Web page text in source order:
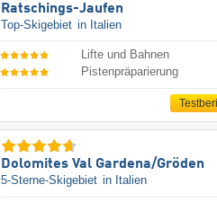
Ratschings-Jaufen
Top-Skigebiet in Italien
Lifte und Bahnen
Pistenpräparierung
Dolomites Val Gardena/​Gröden
5-Sterne-Skigebiet in Italien